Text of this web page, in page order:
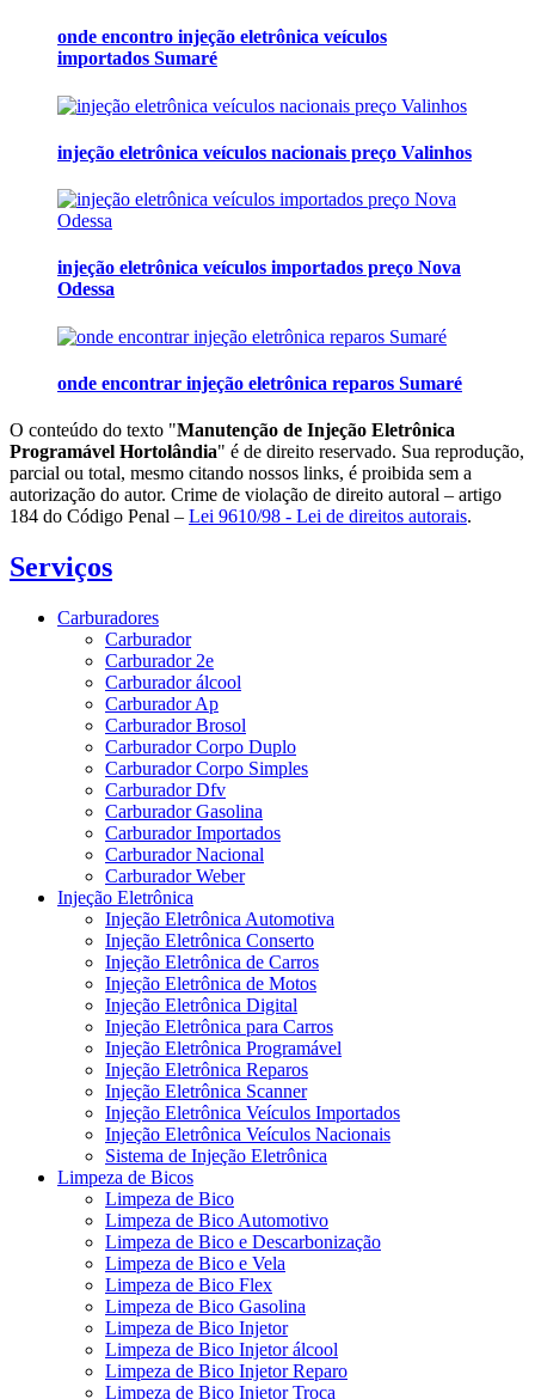
onde encontro injeção eletrônica veículos
importados Sumaré
injeção eletrônica veículos nacionais preço Valinhos
injeção eletrônica veículos importados preço Nova
Odessa
onde encontrar injeção eletrônica reparos Sumaré
O conteúdo do texto "Manutenção de Injeção Eletrônica
Programável Hortolândia" é de direito reservado. Sua reprodução,
parcial ou total, mesmo citando nossos links, é proibida sem a
autorização do autor. Crime de violação de direito autoral – artigo
184 do Código Penal – Lei 9610/98 - Lei de direitos autorais.
Serviços
Carburadores
Carburador
Carburador 2e
Carburador álcool
Carburador Ap
Carburador Brosol
Carburador Corpo Duplo
Carburador Corpo Simples
Carburador Dfv
Carburador Gasolina
Carburador Importados
Carburador Nacional
Carburador Weber
Injeção Eletrônica
Injeção Eletrônica Automotiva
Injeção Eletrônica Conserto
Injeção Eletrônica de Carros
Injeção Eletrônica de Motos
Injeção Eletrônica Digital
Injeção Eletrônica para Carros
Injeção Eletrônica Programável
Injeção Eletrônica Reparos
Injeção Eletrônica Scanner
Injeção Eletrônica Veículos Importados
Injeção Eletrônica Veículos Nacionais
Sistema de Injeção Eletrônica
Limpeza de Bicos
Limpeza de Bico
Limpeza de Bico Automotivo
Limpeza de Bico e Descarbonização
Limpeza de Bico e Vela
Limpeza de Bico Flex
Limpeza de Bico Gasolina
Limpeza de Bico Injetor
Limpeza de Bico Injetor álcool
Limpeza de Bico Injetor Reparo
Limpeza de Bico Injetor Troca